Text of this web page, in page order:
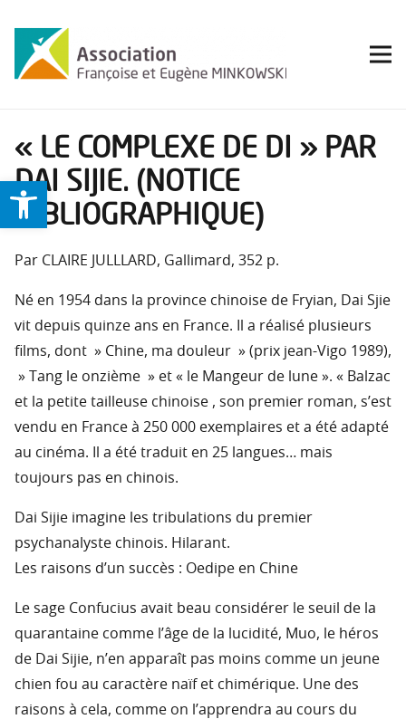
Ouvrir la barre d’outils
« LE COMPLEXE DE DI » PAR
DAI SIJIE. (NOTICE
BIBLIOGRAPHIQUE)
Par CLAIRE JULLLARD, Gallimard, 352 p.
Né en 1954 dans la province chinoise de Fryian, Dai Sjie
vit depuis quinze ans en France. Il a réalisé plusieurs
films, dont » Chine, ma douleur » (prix jean-Vigo 1989),
» Tang le onzième » et « le Mangeur de lune ». « Balzac
et la petite tailleuse chinoise , son premier roman, s’est
vendu en France à 250 000 exemplaires et a été adapté
au cinéma. Il a été traduit en 25 langues… mais
toujours pas en chinois.
Dai Sijie imagine les tribulations du premier
psychanalyste chinois. Hilarant.
Les raisons d’un succès : Oedipe en Chine
Le sage Confucius avait beau considérer le seuil de la
quarantaine comme l’âge de la lucidité, Muo, le héros
de Dai Sijie, n’en apparaît pas moins comme un jeune
chien fou au caractère naïf et chimérique. Une des
raisons à cela, comme on l’apprendra au cours du